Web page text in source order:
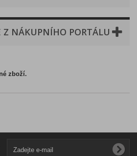
Z NÁKUPNÍHO PORTÁLU
zboží.